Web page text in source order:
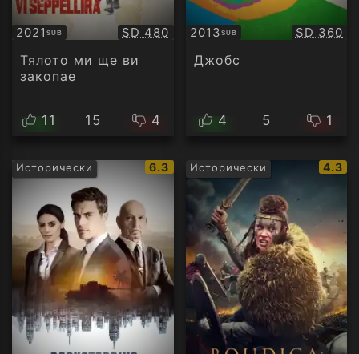
2021SUB
Субтитри Качество:
SD 480
Тялото ми ще ви
закопае
11 15 4
2013SUB
Субтитри SD 360
Джобс
4 5 1
Исторически
IMDb
рейтинг:
6.3 Исторически
IMDb
4.3